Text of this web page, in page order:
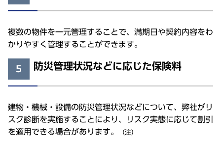
複数の物件を一元管理することで、満期日や契約内容をわ
かりやすく管理することができます。
5 防災管理状況などに応じた保険料
建物・機械・設備の防災管理状況などについて、弊社がリ
スク診断を実施することにより、リスク実態に応じて割引
を適用できる場合があります。
（注）